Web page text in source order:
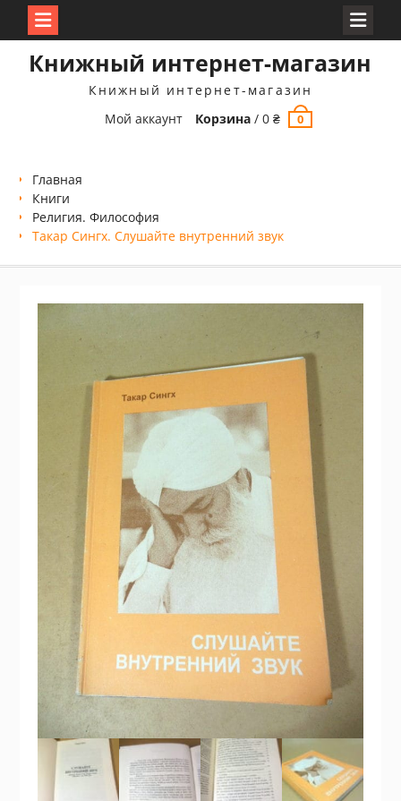
Книжный интернет-магазин
Книжный интернет-магазин
Мой аккаунт
Корзина /0₴ 0
Главная
Книги
Религия. Философия
Такар Сингх. Слушайте внутренний звук